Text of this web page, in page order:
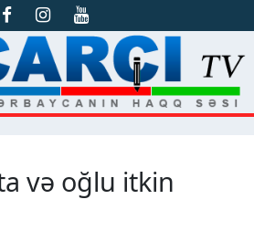
və oğlu itkin